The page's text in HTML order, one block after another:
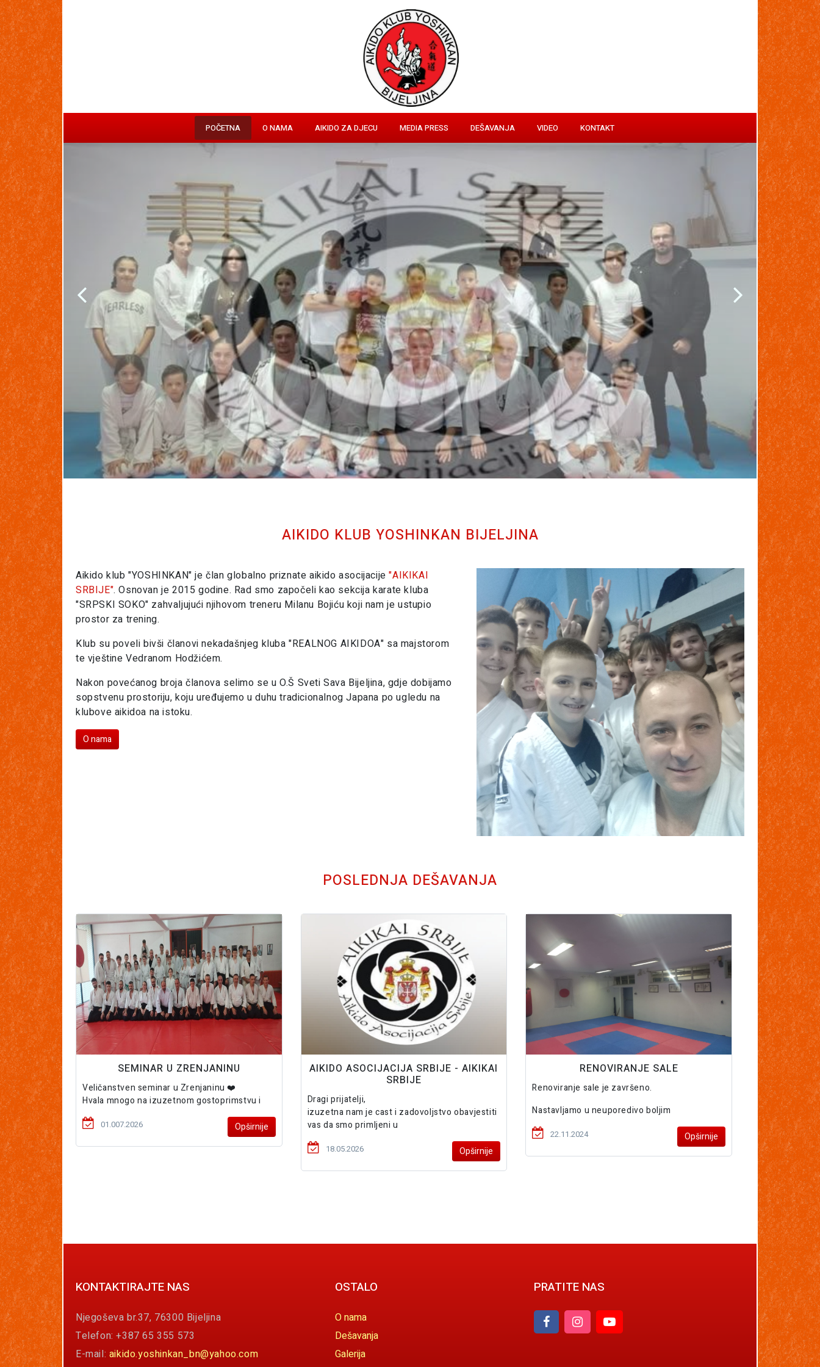
POČETNA O NAMA AIKIDO ZA DJECU MEDIA PRESS DEŠAVANJA VIDEO KONTAKT
AIKIDO KLUB YOSHINKAN BIJELJINA
Aikido klub "YOSHINKAN" je član globalno priznate aikido asocijacije"AIKIKAI
SRBIJE". Osnovan je 2015 godine. Rad smo započeli kao sekcija karate kluba
"SRPSKI SOKO" zahvaljujući njihovom treneru Milanu Bojiću koji nam je ustupio
prostor za trening.
Klub su poveli bivši članovi nekadašnjeg kluba "REALNOG AIKIDOA" sa majstorom
te vještine Vedranom Hodžićem.
Nakon povećanog broja članova selimo se u O.Š Sveti Sava Bijeljina, gdje dobijamo
sopstvenu prostoriju, koju uređujemo u duhu tradicionalnog Japana po ugledu na
klubove aikidoa na istoku.
O nama
POSLEDNJA DEŠAVANJA
SEMINAR U ZRENJANINU
Veličanstven seminar u Zrenjaninu ❤️
Hvala mnogo na izuzetnom gostoprimstvu i
01.007.2026 Opširnije
AIKIDO ASOCIJACIJA SRBIJE - AIKIKAI
SRBIJE
Dragi prijatelji,
izuzetna nam je cast i zadovoljstvo obavjestiti
vas da smo primljeni u
18.05.2026 Opširnije
RENOVIRANJE SALE
Renoviranje sale je završeno.
Nastavljamo u neuporedivo boljim
22.11.2024 Opširnije
KONTAKTIRAJTE NAS
Njegoševa br.37, 76300 Bijeljina
Telefon: +387 65 355 573
E-mail: aikido.yoshinkan_bn@yahoo.com
OSTALO
O nama
Dešavanja
Galerija
PRATITE NAS